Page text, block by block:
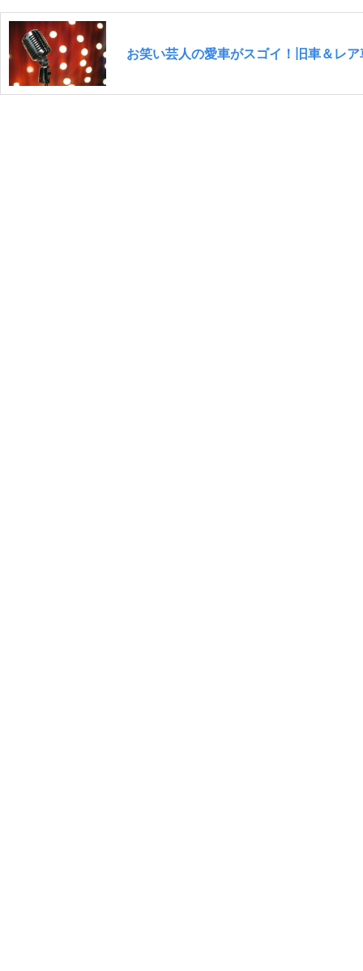
お笑い芸人の愛車がスゴイ！旧車＆レ